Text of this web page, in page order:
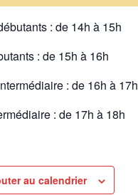
: de 14h à 15h
: de 15h à 16h
: de 16h à 17h
: de 17h à 18h
au calendrier